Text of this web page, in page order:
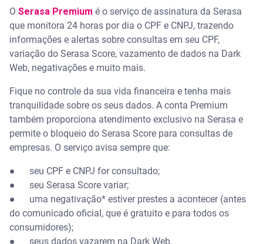
O Serasa Premium é o serviço de assinatura da Serasa
que monitora 24 horas por dia o CPF e CNPJ, trazendo
informações e alertas sobre consultas em seu CPF,
variação do Serasa Score, vazamento de dados na Dark
Web, negativações e muito mais.
Fique no controle da sua vida financeira e tenha mais
tranquilidade sobre os seus dados. A conta Premium
também proporciona atendimento exclusivo na Serasa e
permite o bloqueio do Serasa Score para consultas de
empresas. O serviço avisa sempre que:
● seu CPF e CNPJ for consultado;
● seu Serasa Score variar;
● uma negativação* estiver prestes a acontecer (antes
do comunicado oficial, que é gratuito e para todos os
consumidores);
● seus dados vazarem na Dark Web.